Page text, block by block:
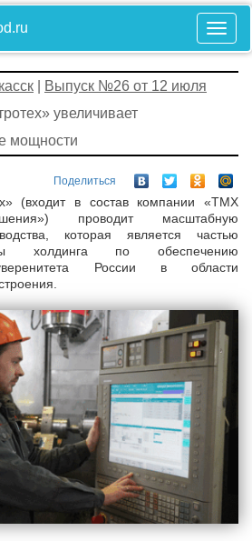
Выпуск №26 от 12 июля
увеличивает
мощности
Поделиться
(входит в состав компании «ТМХ
проводит масштабную
которая является частью
холдинга по обеспечению
России в области